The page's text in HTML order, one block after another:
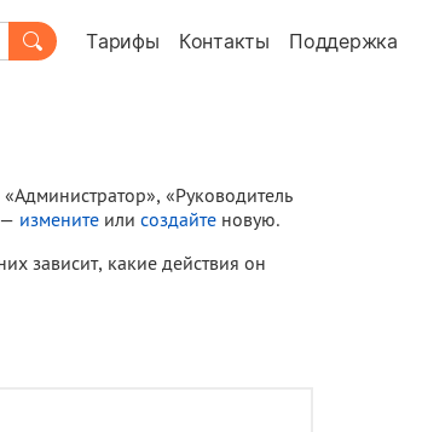
Тарифы Контакты Поддержка
«Руководитель
измените или создайте новую.
зависит, какие действия он